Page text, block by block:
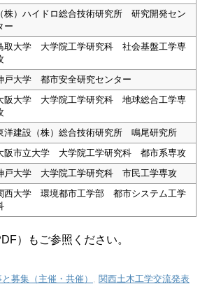
（株）ハイドロ総合技術研究所 研究開発セン
ー
取大学 大学院工学研究科 社会基盤工学専
戸大学 都市安全研究センター
阪大学 大学院工学研究科 地球総合工学専
洋建設（株）総合技術研究所 鳴尾研究所
阪市立大学 大学院工学研究科 都市系専攻
戸大学 大学院工学研究科 市民工学専攻
西大学 環境都市工学部 都市システム工学
）もご参照ください。
募集（主催・共催） , 関西土木工学交流発表